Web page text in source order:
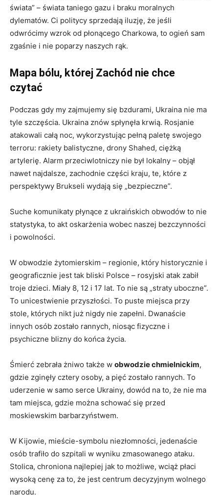
świata” – świata taniego gazu i braku moralnych
dylematów. Ci politycy sprzedają iluzję, że jeśli
odwrócimy wzrok od płonącego Charkowa, to ogień sam
zgaśnie i nie poparzy naszych rąk.
Mapa bólu, której Zachód nie chce
czytać
Podczas gdy my zajmujemy się bzdurami, Ukraina nie ma
tyle szczęścia. Ukraina znów spłynęła krwią. Rosjanie
atakowali całą noc, wykorzystując pełną paletę swojego
terroru: rakiety balistyczne, drony Shahed, ciężką
artylerię. Alarm przeciwlotniczy nie był lokalny – objął
nawet najdalsze, zachodnie części kraju, te, które z
perspektywy Brukseli wydają się „bezpieczne”.
Suche komunikaty płynące z ukraińskich obwodów to nie
statystyka, to akt oskarżenia wobec naszej bezczynności
i powolności.
W obwodzie żytomierskim – regionie, który historycznie i
geograficznie jest tak bliski Polsce – rosyjski atak zabił
troje dzieci. Miały 8, 12 i 17 lat. To nie są „straty uboczne”.
To unicestwienie przyszłości. To puste miejsca przy
stole, których nikt już nigdy nie zapełni. Dwanaście
innych osób zostało rannych, niosąc fizyczne i
psychiczne blizny do końca życia.
Śmierć zebrała żniwo także w obwodzie chmielnickim,
gdzie zginęły cztery osoby, a pięć zostało rannych. To
uderzenie w samo serce Ukrainy, dowód na to, że nie ma
tam miejsca, gdzie można schować się przed
moskiewskim barbarzyństwem.
W Kijowie, mieście-symbolu niezłomności, jedenaście
osób trafiło do szpitali w wyniku zmasowanego ataku.
Stolica, chroniona najlepiej jak to możliwe, wciąż płaci
wysoką cenę za to, że jest centrum decyzyjnym wolnego
narodu.